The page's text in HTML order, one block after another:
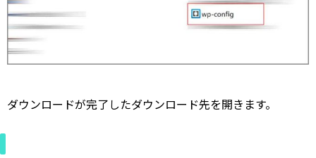
ダウンロードが完了したダウンロード先を開きます。